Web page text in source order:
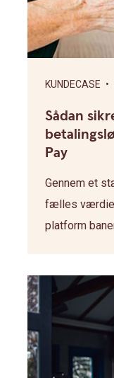
KUNDECASE •
Sådan
Pay
Gennem et
fælles
platform